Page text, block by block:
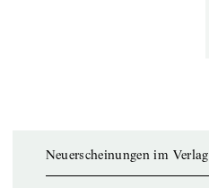
Neuerscheinungen im Verlag